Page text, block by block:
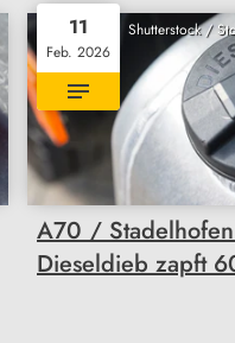
Shutterstock /
11
Feb. 2026
A70 /
Dieseldieb zapft